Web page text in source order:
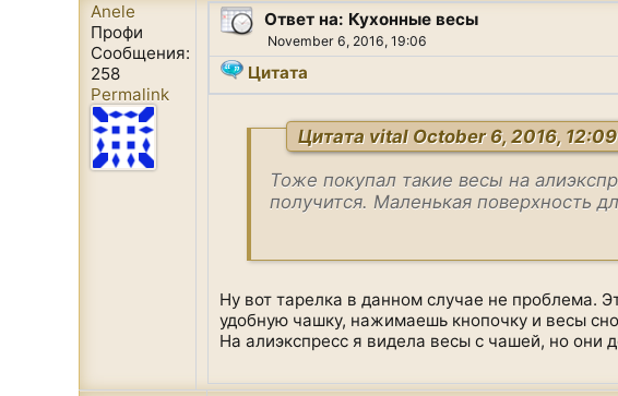
Anele
Профи
Сообщения:
258
Permalink
Ответ на: Кухонные весы
November 6, 2016, 19:06
Цитата
Цитата vital October 6, 2016, 12:09
Тоже покупал такие весы на
получится. Маленькая поверхность
Ну вот тарелка в данном случае не проблема.
удобную чашку, нажимаешь кнопочку и весы
На алиэкспресс я видела весы с чашей, но они